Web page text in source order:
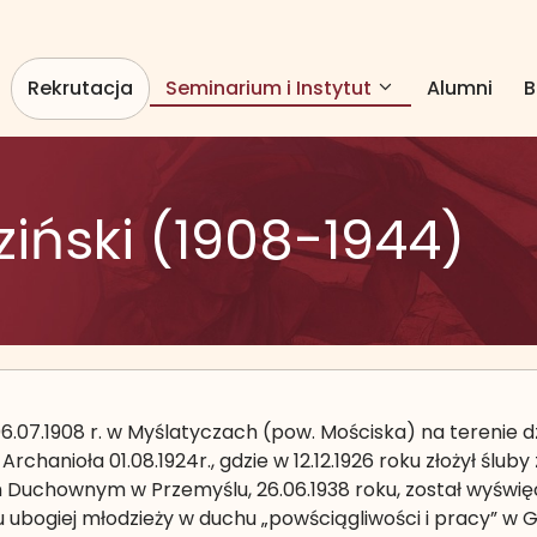
Rekrutacja Seminarium i Instytut Alumni
(1908-1944)
r. w Myślatyczach (pow. Mościska) na terenie
01.08.1924r., gdzie w 12.12.1926 roku złożył
w Przemyślu, 26.06.1938 roku, został
ubogiej młodzieży w duchu „powściągliwości i pracy”